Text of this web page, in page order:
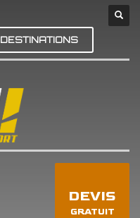
DESTINATIONS
DEVIS
GRATUIT